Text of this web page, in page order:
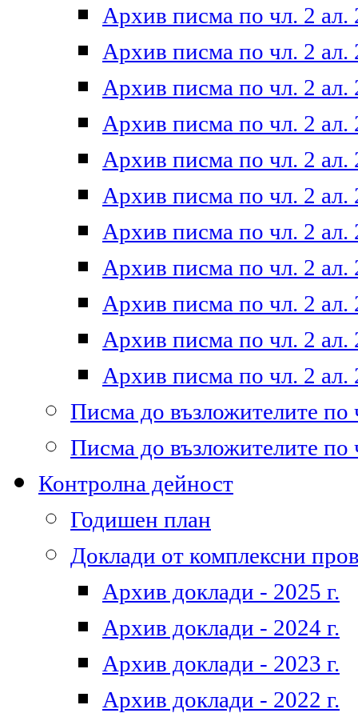
Архив писма по чл. 2 ал.
Архив писма по чл. 2 ал.
Архив писма по чл. 2 ал.
Архив писма по чл. 2 ал.
Архив писма по чл. 2 ал.
Архив писма по чл. 2 ал.
Архив писма по чл. 2 ал.
Архив писма по чл. 2 ал.
Архив писма по чл. 2 ал.
Архив писма по чл. 2 ал.
Архив писма по чл. 2 ал.
Писма до възложителите по
Писма до възложителите по
Контролна дейност
Годишен план
Доклади от комплексни
Архив доклади - 2025 г.
Архив доклади - 2024 г.
Архив доклади - 2023 г.
Архив доклади - 2022 г.